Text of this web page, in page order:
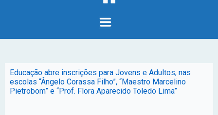
Educação abre inscrições para Jovens e Adultos, nas
escolas “Ângelo Corassa Filho”, “Maestro Marcelino
Pietrobom” e “Prof. Flora Aparecido Toledo Lima”